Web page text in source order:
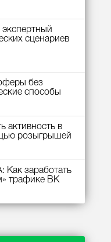
экспертный
сценариев
без
способы
активность в
розыгрышей
Как заработать
трафике ВК